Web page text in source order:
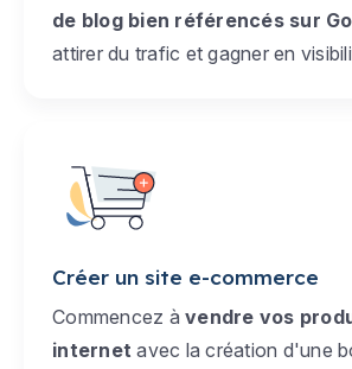
de blog bien référencés sur
attirer du trafic et gagner en
Créer un site e-commerce
Commencez à vendre vos
internet avec la création d'une